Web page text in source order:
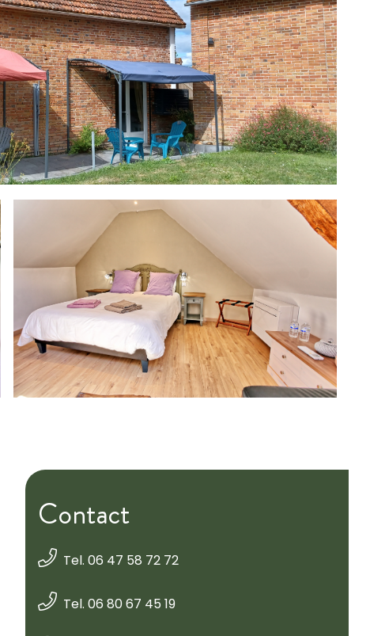
Contact
Tel. 06 47 58 72 72
Tel. 06 80 67 45 19